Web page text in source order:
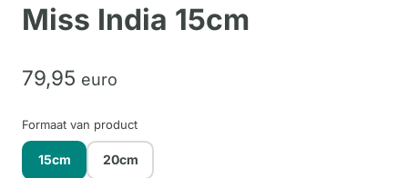
Miss India 15cm
79,95 euro
Formaat van product
15cm 20cm